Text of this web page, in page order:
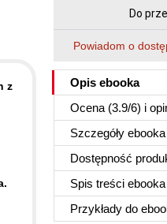
Do
Powiadom o
Opis ebooka
Ocena (3.9/6) i
Szczegóły ebooka
Dostępność
Spis treści ebooka
Przykłady do
z